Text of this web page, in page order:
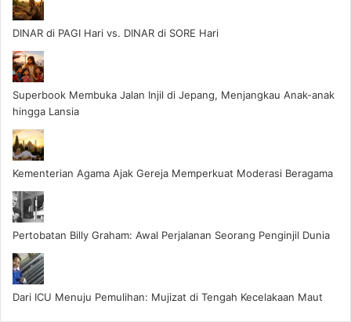
DINAR di PAGI Hari vs. DINAR di SORE Hari
Superbook Membuka Jalan Injil di Jepang, Menjangkau Anak-anak
hingga Lansia
Kementerian Agama Ajak Gereja Memperkuat Moderasi Beragama
Pertobatan Billy Graham: Awal Perjalanan Seorang Penginjil Dunia
Dari ICU Menuju Pemulihan: Mujizat di Tengah Kecelakaan Maut